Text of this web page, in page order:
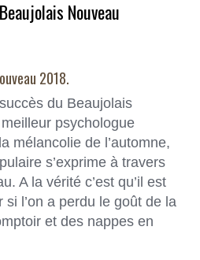
Nouveau
2018.
du Beaujolais
psychologue
mélancolie de l’automne,
s’exprime à travers
A la vérité c’est qu’il est
si l’on a perdu le goût de la
et des nappes en